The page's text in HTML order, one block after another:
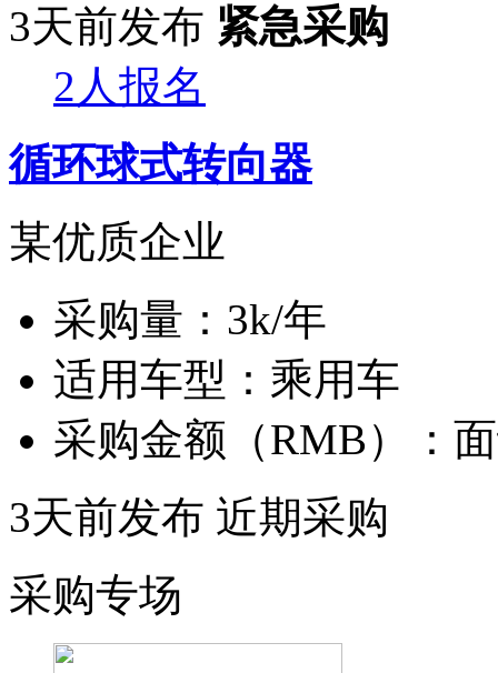
3天前发布 紧急采购
2人报名
循环球式转向器
某优质企业
采购量： 3k/年
适用车型： 乘用车
采购金额（RMB）：
3天前发布 近期采购
采购专场